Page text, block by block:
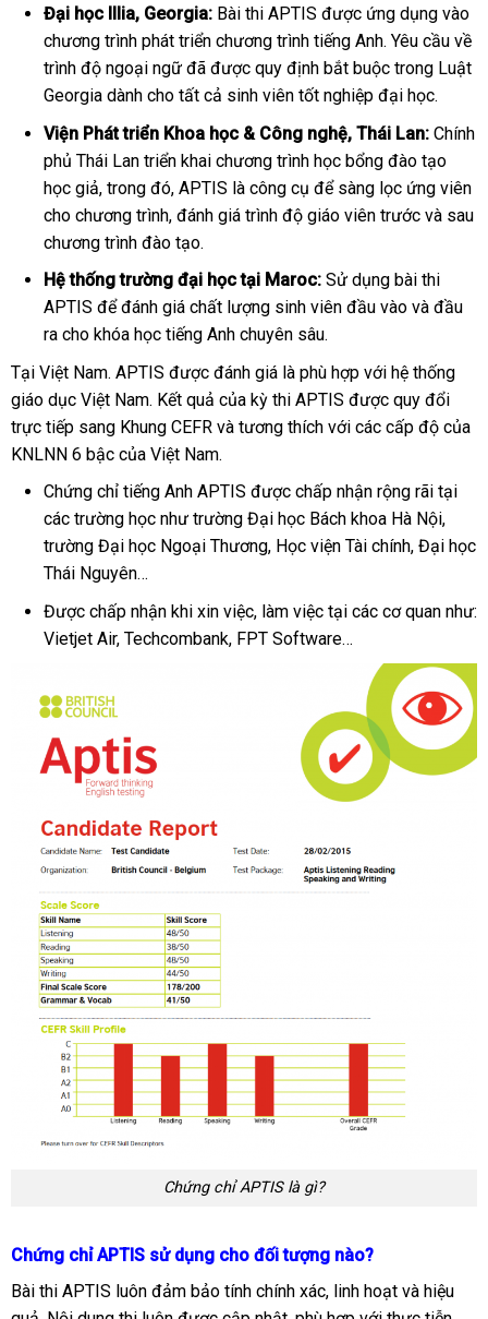
Đại học Illia, Georgia: Bài thi APTIS được ứng dụng vào
chương trình phát triển chương trình tiếng Anh. Yêu cầu về
trình độ ngoại ngữ đã được quy định bắt buộc trong Luật
Georgia dành cho tất cả sinh viên tốt nghiệp đại học.
Viện Phát triển Khoa học & Công nghệ, Thái Lan:Chính
phủ Thái Lan triển khai chương trình học bổng đào tạo
học giả, trong đó, APTIS là công cụ để sàng lọc ứng viên
cho chương trình, đánh giá trình độ giáo viên trước và sau
chương trình đào tạo.
Hệ thống trường đại học tại Maroc:Sử dụng bài thi
APTIS để đánh giá chất lượng sinh viên đầu vào và đầu
ra cho khóa học tiếng Anh chuyên sâu.
Tại Việt Nam. APTIS được đánh giá là phù hợp với hệ thống
giáo dục Việt Nam. Kết quả của kỳ thi APTIS được quy đổi
trực tiếp sang Khung CEFR và tương thích với các cấp độ của
KNLNN 6 bậc của Việt Nam.
Chứng chỉ tiếng Anh APTIS được chấp nhận rộng rãi tại
các trường học như trường Đại học Bách khoa Hà Nội,
trường Đại học Ngoại Thương, Học viện Tài chính, Đại học
Thái Nguyên…
Được chấp nhận khi xin việc, làm việc tại các cơ quan như:
Vietjet Air, Techcombank, FPT Software…
Chứng chỉ APTIS là gì?
Chứng chỉ APTIS sử dụng cho đối tượng nào?
Bài thi APTIS luôn đảm bảo tính chính xác, linh hoạt và hiệu